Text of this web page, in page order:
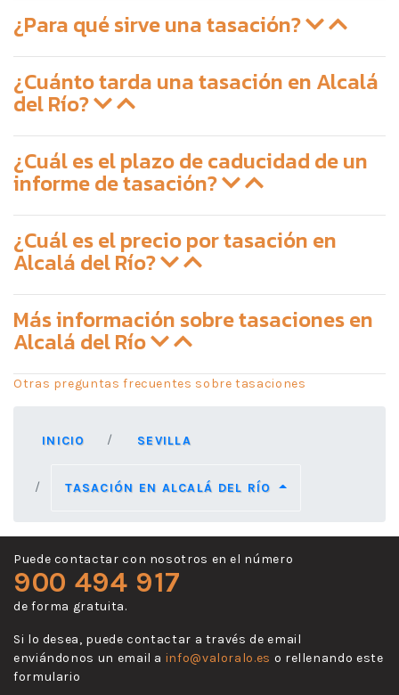
¿Para qué sirve una tasación?
¿Cuánto tarda una tasación en Alcalá
del Río?
¿Cuál es el plazo de caducidad de un
informe de tasación?
¿Cuál es el precio por tasación en
Alcalá del Río?
Más información sobre tasaciones en
Alcalá del Río
Otras preguntas frecuentes sobre tasaciones
INICIO SEVILLA
TASACIÓN EN ALCALÁ DEL RÍO
Puede contactar con nosotros en el número
900 494 917
de forma gratuita.
Si lo desea, puede contactar a través de email
enviándonos un email a info@valoralo.es o rellenando este
formulario